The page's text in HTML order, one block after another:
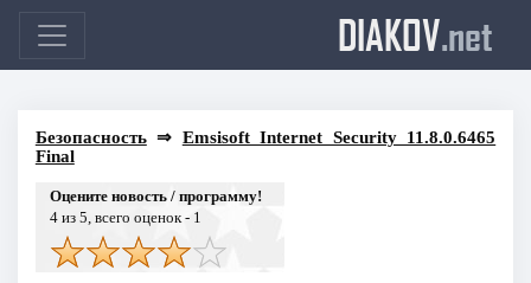
DIAKOV.net
Безопасность⇒ Emsisoft Internet Security 11.8.0.6465
Final
Оцените новость / программу!
4из 5, всего оценок - 1